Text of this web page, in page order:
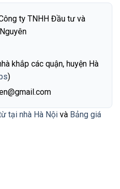
ty TNHH Đầu tư và
khắp các quận, huyện Hà
)
tại nhà Hà Nội và Bảng giá